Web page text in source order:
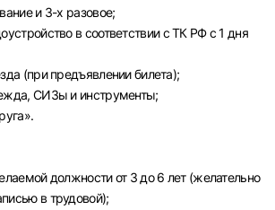
и 3-х разовое;
в соответствии с ТК РФ с 1 дня
(при предъявлении билета);
СИЗы и инструменты;
должности от 3 до 6 лет (желательно
в трудовой);